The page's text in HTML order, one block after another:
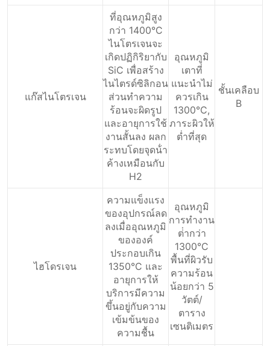
แก๊สไนโตรเจน
ที่อุณหภูมิสูง
กว่า 1400°C
ไนโตรเจนจะ
เกิดปฏิกิริยากับ
SiC เพื่อสร้าง
ไนไตรด์ซิลิกอน
ส่วนทําความ
ร้อนจะผิดรูป
และอายุการใช้
งานสั้นลง ผลก
ระทบโดยจุดน้ํา
ค้างเหมือนกับ
H2
อุณหภูมิ
เตาที่
แนะนำไม่
ควรเกิน
1300℃,
ภาระผิวให้
ต่ำที่สุด
ชั้นเคลือบ
B
ไฮโดรเจน
ความแข็งแรง
ของอุปกรณ์ลด
ลงเมื่ออุณหภูมิ
ขององค์
ประกอบเกิน
1350°C และ
อายุการให้
บริการมีความ
ขึ้นอยู่กับความ
เข้มข้นของ
ความชื้น
อุณหภูมิ
การทํางาน
ต่ํากว่า
1300°C
พื้นที่ผิวรับ
ความร้อน
น้อยกว่า 5
วัตต์/
ตาราง
เซนติเมตร